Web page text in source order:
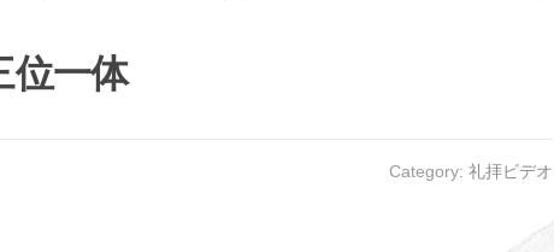
位一体
Category: 礼拝ビデオ